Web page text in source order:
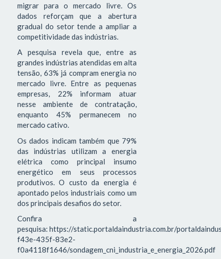
migrar para o mercado livre. Os
dados reforçam que a abertura
gradual do setor tende a ampliar a
competitividade das indústrias.
A pesquisa revela que, entre as
grandes indústrias atendidas em alta
tensão, 63% já compram energia no
mercado livre. Entre as pequenas
empresas, 22% informam atuar
nesse ambiente de contratação,
enquanto 45% permanecem no
mercado cativo.
Os dados indicam também que 79%
das indústrias utilizam a energia
elétrica como principal insumo
energético em seus processos
produtivos. O custo da energia é
apontado pelos industriais como um
dos principais desafios do setor.
Confira a
pesquisa: https://static.portaldaindustria.com.br/
f43e-435f-83e2-
f0a4118f1646/sondagem_cni_industria_e_energia_2026.pdf